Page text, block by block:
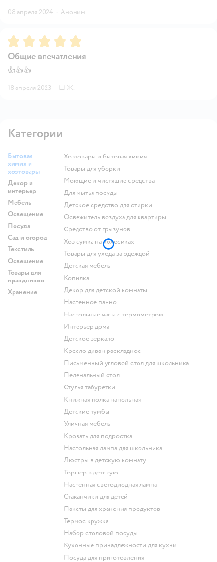
08 апреля 2024 · Аноним
Рейтинг:5
Общие впечатления
👍👍👍
18 апреля 2023 · Ш Ж.
Категории
Бытовая
химия и
хозтовары
Декор и
интерьер
Мебель
Освещение
Посуда
Сад и огород
Текстиль
Освещение
Товары для
праздников
Хранение
Хозтовары и бытовая химия
Товары для уборки
моющие и чистящие средства
для мытья посуды
детское средство для стирки
освежитель воздуха для квартиры
средство от грызунов
хоз сумка на колесиках
Товары для ухода за одеждой
Детская мебель
Копилка
Декор для детской комнаты
Настенное панно
Настольные часы с термометром
Интерьер дома
Детское зеркало
Кресло диван раскладное
Письменный угловой стол для школьника
Пеленальный стол
Стулья табуретки
Книжная полка напольная
Детские тумбы
Уличная мебель
Кровать для подростка
Настольная лампа для школьника
Люстры в детскую комнату
Торшер в детскую
Настенная светодиодная лампа
Стаканчики для детей
Пакеты для хранения продуктов
Термос кружка
Набор столовой посуды
Кухонные принадлежности для кухни
Посуда для приготовления